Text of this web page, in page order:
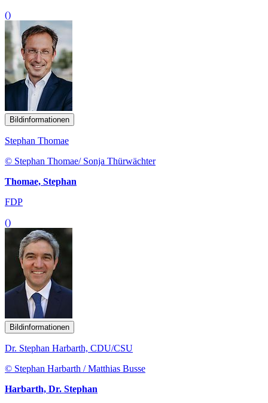
()
Bildinformationen
Stephan Thomae
© Stephan Thomae/ Sonja Thürwächter
Thomae, Stephan
FDP
()
Bildinformationen
Dr. Stephan Harbarth, CDU/CSU
© Stephan Harbarth / Matthias Busse
Harbarth, Dr. Stephan